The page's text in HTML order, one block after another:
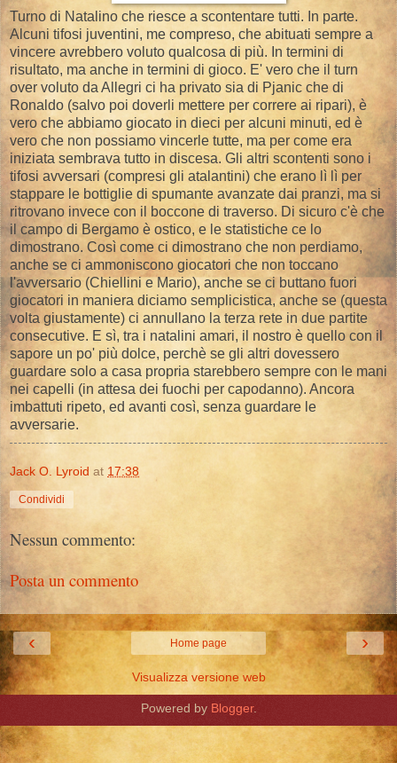
Turno di Natalino che riesce a scontentare tutti. In parte.
Alcuni tifosi juventini, me compreso, che abituati sempre a
vincere avrebbero voluto qualcosa di più. In termini di
risultato, ma anche in termini di gioco. E' vero che il turn
over voluto da Allegri ci ha privato sia di Pjanic che di
Ronaldo (salvo poi doverli mettere per correre ai ripari), è
vero che abbiamo giocato in dieci per alcuni minuti, ed è
vero che non possiamo vincerle tutte, ma per come era
iniziata sembrava tutto in discesa. Gli altri scontenti sono i
tifosi avversari (compresi gli atalantini) che erano lì lì per
stappare le bottiglie di spumante avanzate dai pranzi, ma si
ritrovano invece con il boccone di traverso. Di sicuro c'è che
il campo di Bergamo è ostico, e le statistiche ce lo
dimostrano. Così come ci dimostrano che non perdiamo,
anche se ci ammoniscono giocatori che non toccano
l'avversario (Chiellini e Mario), anche se ci buttano fuori
giocatori in maniera diciamo semplicistica, anche se (questa
volta giustamente) ci annullano la terza rete in due partite
consecutive. E sì, tra i natalini amari, il nostro è quello con il
sapore un po' più dolce, perchè se gli altri dovessero
guardare solo a casa propria starebbero sempre con le mani
nei capelli (in attesa dei fuochi per capodanno). Ancora
imbattuti ripeto, ed avanti così, senza guardare le
avversarie.
Jack O. Lyroid at 17:38
Condividi
Nessun commento:
Posta un commento
‹ ›
Home page
Visualizza versione web
Powered by Blogger.